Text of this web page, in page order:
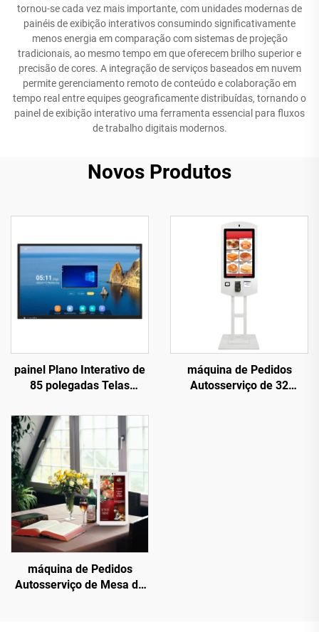
tornou-se cada vez mais importante, com unidades modernas de
painéis de exibição interativos consumindo significativamente
menos energia em comparação com sistemas de projeção
tradicionais, ao mesmo tempo em que oferecem brilho superior e
precisão de cores. A integração de serviços baseados em nuvem
permite gerenciamento remoto de conteúdo e colaboração em
tempo real entre equipes geograficamente distribuídas, tornando o
painel de exibição interativo uma ferramenta essencial para fluxos
de trabalho digitais modernos.
Novos Produtos
painel Plano Interativo de
85 polegadas Telas
máquina de Pedidos
Autosserviço de 32
máquina de Pedidos
Autosserviço de Mesa de